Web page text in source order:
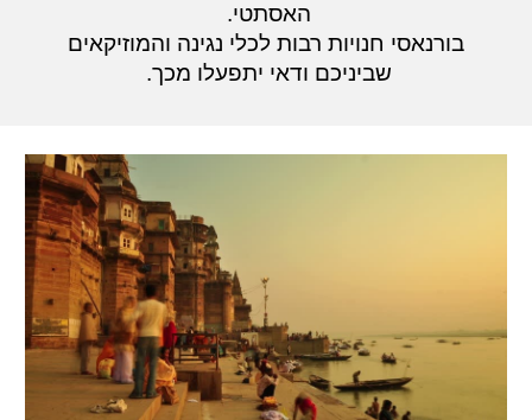
האסתטי.
בורנאסי חנויות רבות לכלי נגינה והמוזיקאים
שביניכם ודאי יתפעלו מכך.